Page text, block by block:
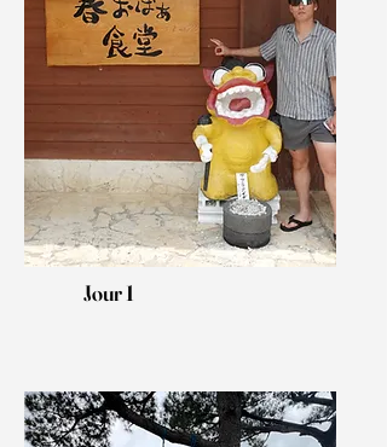
Jour 1